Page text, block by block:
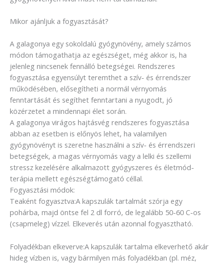
Mikor ajánljuk a fogyasztását?
A galagonya egy sokoldalú gyógynövény, amely számos
módon támogathatja az egészséget, még akkor is, ha
jelenleg nincsenek fennálló betegségei. Rendszeres
fogyasztása egyensúlyt teremthet a szív- és érrendszer
működésében, elősegítheti a normál vérnyomás
fenntartását és segíthet fenntartani a nyugodt, jó
közérzetet a mindennapi élet során.
A galagonya virágos hajtásvég rendszeres fogyasztása
abban az esetben is előnyös lehet, ha valamilyen
gyógynövényt is szeretne használni a szív- és érrendszeri
betegségek, a magas vérnyomás vagy a lelki és szellemi
stressz kezelésére alkalmazott gyógyszeres és életmód-
terápia mellett egészségtámogató céllal.
Fogyasztási módok:
Teaként fogyasztva:A kapszulák tartalmát szórja egy
pohárba, majd öntse fel 2 dl forró, de legalább 50-60 C-os
(csapmeleg) vízzel. Elkeverés után azonnal fogyasztható.
Folyadékban elkeverve:A kapszulák tartalma elkeverhető akár
hideg vízben is, vagy bármilyen más folyadékban (pl. méz,